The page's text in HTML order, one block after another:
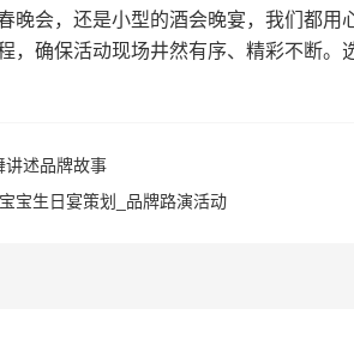
晚会，还是小型的酒会晚宴，我们都用
，确保活动现场井然有序、精彩不断。
讲述品牌故事
宝生日宴策划_品牌路演活动